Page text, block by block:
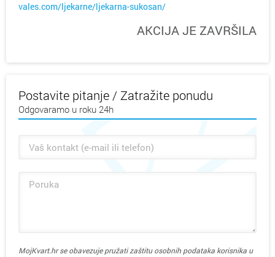
vales.com/ljekarne/ljekarna-sukosan/
AKCIJA JE ZAVRŠILA
Postavite pitanje / Zatražite ponudu
Odgovaramo u roku 24h
MojKvart.hr se obavezuje pružati zaštitu osobnih podataka korisnika u